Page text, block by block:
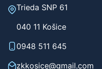
Trieda SNP 61
040 11 Košice
0948 511 645
zkkosice@gmail.com